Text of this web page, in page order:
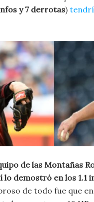
y 7 derrotas)
de las Montañas
demostró en los 1.1
de todo fue que